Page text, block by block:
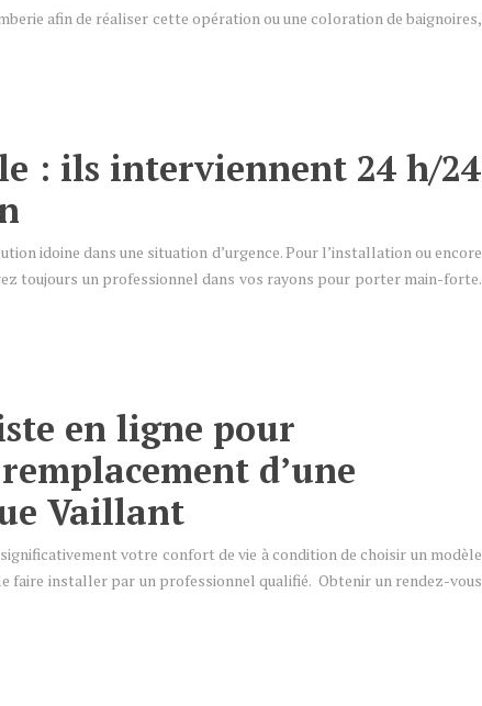
afin de réaliser cette opération ou une coloration de baignoires,
: ils interviennent 24 h/24
idoine dans une situation d’urgence. Pour l’installation ou encore
toujours un professionnel dans vos rayons pour porter main-forte.
en ligne pour
d’une
Vaillant
votre confort de vie à condition de choisir un modèle
faire installer par un professionnel qualifié. Obtenir un rendez-vous